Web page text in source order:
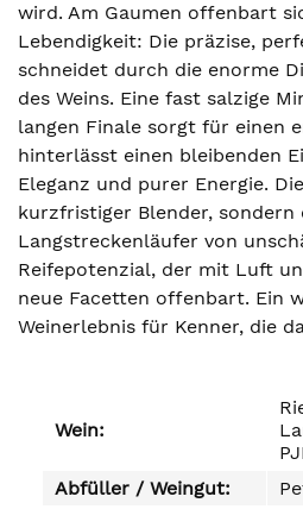
wird. Am Gaumen offenbart
Lebendigkeit: Die präzise,
schneidet durch die enorme
des Weins. Eine fast salzige
langen Finale sorgt für einen
hinterlässt einen bleibenden
Eleganz und purer Energie.
kurzfristiger Blender,
Langstreckenläufer von
Reifepotenzial, der mit Luft
neue Facetten offenbart. Ein
Weinerlebnis für Kenner, die
Wein:
Abfüller / Weingut: